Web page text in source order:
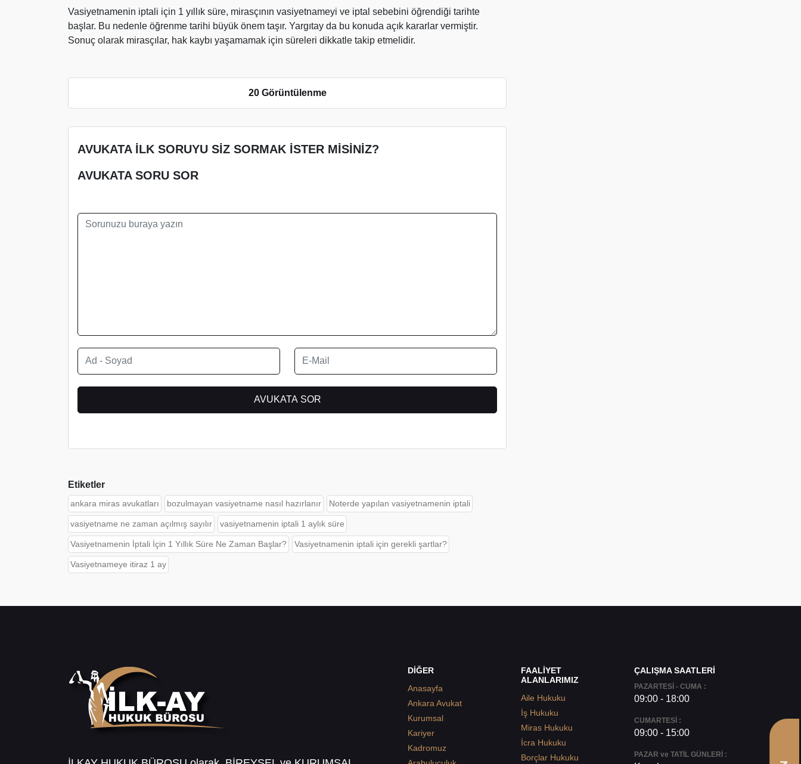
Vasiyetnamenin iptali için 1 yıllık süre, mirasçının vasiyetnameyi ve iptal sebebini öğrendiği tarihte
başlar. Bu nedenle öğrenme tarihi büyük önem taşır. Yargıtay da bu konuda açık kararlar vermiştir.
Sonuç olarak mirasçılar, hak kaybı yaşamamak için süreleri dikkatle takip etmelidir.
20 Görüntülenme
AVUKATA İLK SORUYU SİZ SORMAK İSTER MİSİNİZ?
AVUKATA SORU SOR
Etiketler
ankara miras avukatları bozulmayan vasiyetname nasıl hazırlanır Noterde yapılan vasiyetnamenin iptali
vasiyetname ne zaman açılmış sayılır vasiyetnamenin iptali 1 aylık süre
Vasiyetnamenin İptali İçin 1 Yıllık Süre Ne Zaman Başlar? Vasiyetnamenin iptali için gerekli şartlar?
Vasiyetnameye itiraz 1 ay
DİĞER
Anasayfa
Ankara Avukat
Kurumsal
Kariyer
Kadromuz
FAALİYET
ALANLARIMIZ
Aile Hukuku
İş Hukuku
Miras Hukuku
İcra Hukuku
Borçlar Hukuku
ÇALIŞMA SAATLERİ
PAZARTESİ - CUMA :
09:00 - 18:00
CUMARTESİ :
09:00 - 15:00
PAZAR ve TATİL GÜNLERİ :